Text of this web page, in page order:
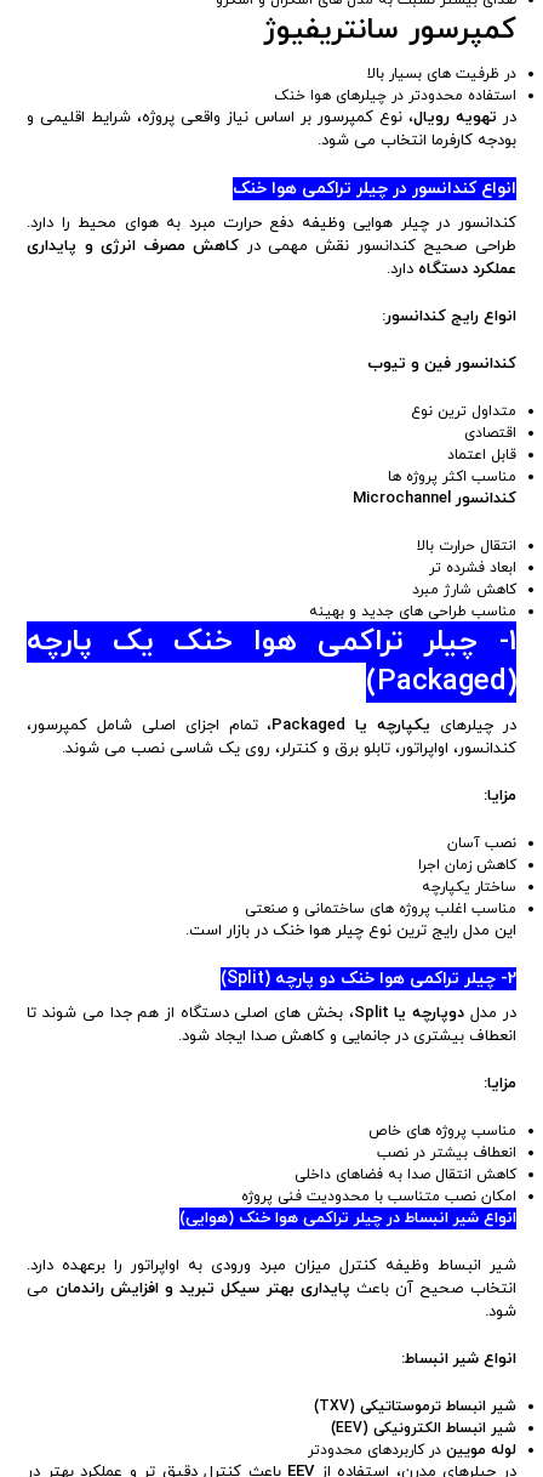
کمپرسور سانتریفیوژ
در ظرفیت های بسیار بالا
استفاده محدودتر در چیلرهای هوا خنک
در تهویه رویال، نوع کمپرسور بر اساس نیاز واقعی پروژه، شرایط اقلیمی و
بودجه کارفرما انتخاب می شود.
انواع کندانسور در چیلر تراکمی هوا خنک
کندانسور در چیلر هوایی وظیفه دفع حرارت مبرد به هوای محیط را دارد.
طراحی صحیح کندانسور نقش مهمی در کاهش مصرف انرژی و پایداری
عملکرد دستگاه دارد.
انواع رایج کندانسور:
کندانسور فین و تیوب
متداول ترین نوع
اقتصادی
قابل اعتماد
مناسب اکثر پروژه ها
کندانسورMicrochannel
انتقال حرارت بالا
ابعاد فشرده تر
کاهش شارژ مبرد
مناسب طراحی های جدید و بهینه
1- چیلر تراکمی هوا خنک یک پارچه
(
Packaged
)
در چیلرهای یکپارچه یا Packaged، تمام اجزای اصلی شامل کمپرسور،
کندانسور، اواپراتور، تابلو برق و کنترلر، روی یک شاسی نصب می شوند.
مزایا:
نصب آسان
کاهش زمان اجرا
ساختار یکپارچه
مناسب اغلب پروژه های ساختمانی و صنعتی
این مدل رایج ترین نوع چیلر هوا خنک در بازار است.
2- چیلر تراکمی هوا خنک دو پارچه ( Split
)
در مدل دوپارچه یا Split، بخش های اصلی دستگاه از هم جدا می شوند تا
انعطاف بیشتری در جانمایی و کاهش صدا ایجاد شود.
مزایا:
مناسب پروژه های خاص
انعطاف بیشتر در نصب
کاهش انتقال صدا به فضاهای داخلی
امکان نصب متناسب با محدودیت فنی پروژه
انواع شیر انبساط در چیلر تراکمی هوا خنک (هوایی)
شیر انبساط وظیفه کنترل میزان مبرد ورودی به اواپراتور را برعهده دارد.
انتخاب صحیح آن باعث پایداری بهتر سیکل تبرید و افزایش راندمان می
شود.
انواع شیر انبساط:
شیر انبساط ترموستاتیکی (TXV
)
شیر انبساط الکترونیکی (EEV
)
لوله مویین در کاربردهای محدودتر
در چیلرهای مدرن، استفاده ازEEV باعث کنترل دقیق تر و عملکرد بهتر در